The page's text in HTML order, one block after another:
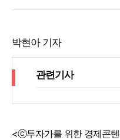
박현아 기자
관련기사
<ⓒ투자가를 위한 경제콘